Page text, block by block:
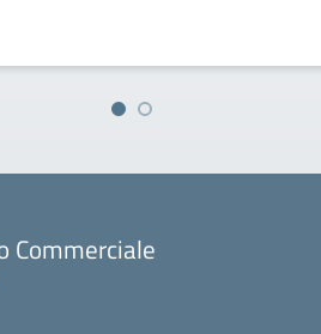
Commerciale